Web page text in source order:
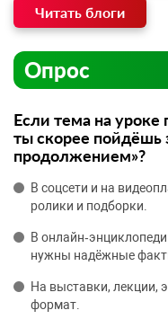
Читать блоги
Опрос
Если тема на уроке
ты скорее пойдёшь
продолжением»?
В соцсети и на
ролики и подборки.
В
нужны надёжные
На выставки,
формат.